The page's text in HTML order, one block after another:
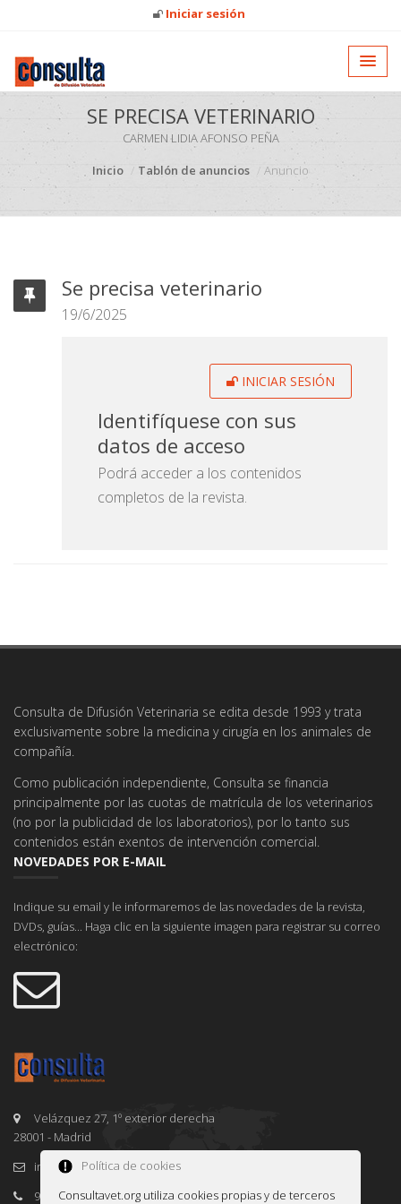
Iniciar sesión
SE PRECISA VETERINARIO
CARMEN LIDIA AFONSO PEÑA
Inicio
Tablón de anuncios Anuncio
Se precisa veterinario
19/6/2025
INICIAR SESIÓN
Identifíquese con sus
datos de acceso
Podrá acceder a los contenidos
completos de la revista.
Consulta de Difusión Veterinaria se edita desde 1993 y trata
exclusivamente sobre la medicina y cirugía en los animales de
compañía.
Como publicación independiente, Consulta se financia
principalmente por las cuotas de matrícula de los veterinarios
(no por la publicidad de los laboratorios), por lo tanto sus
contenidos están exentos de intervención comercial.
NOVEDADES POR E-MAIL
Indique su email y le informaremos de las novedades de la revista,
DVDs, guías... Haga clic en la siguiente imagen para registrar su correo
electrónico:
Velázquez 27, 1º exterior derecha
28001 - Madrid
info@consultavet.org
91 995 38 25
Política de cookies
Consultavet.org utiliza cookies propias y de terceros